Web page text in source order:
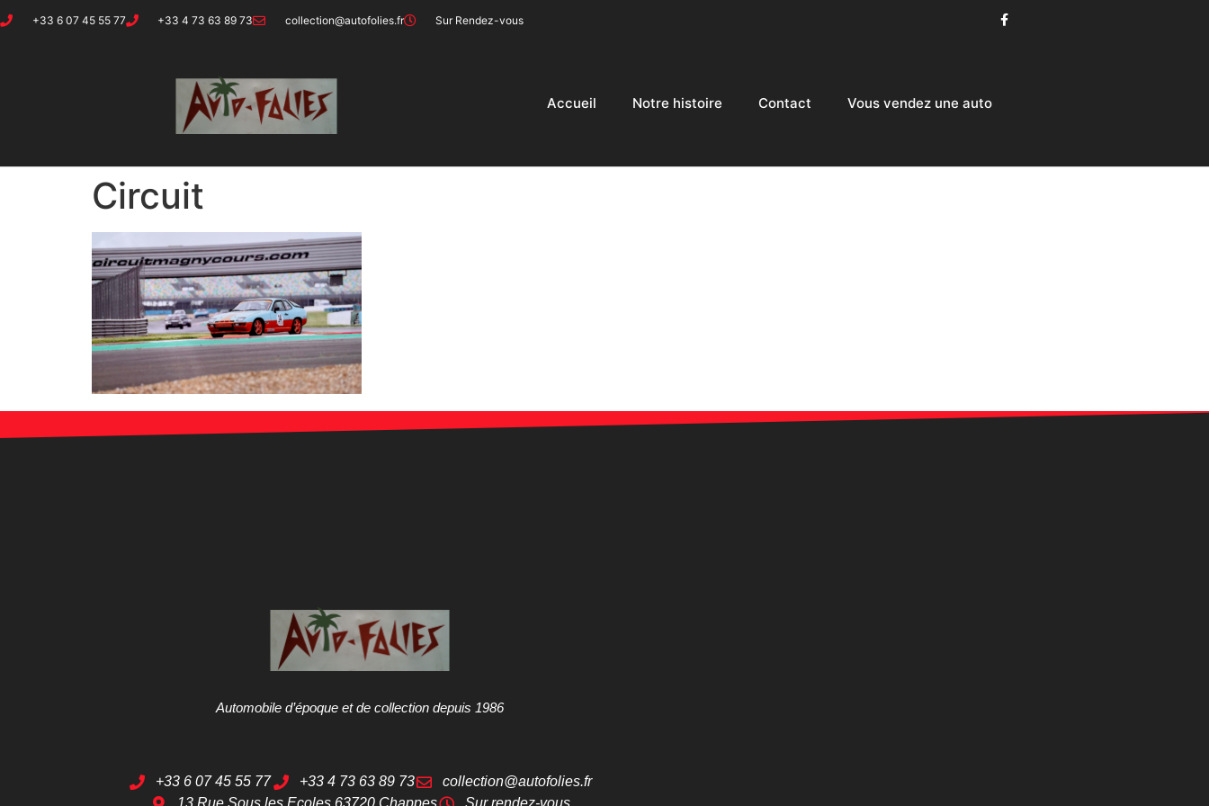
+33 6 07 45 55 77 +33 4 73 63 89 73 collection@autofolies.fr Sur Rendez-vous
Accueil Notre histoire Contact Vous vendez une auto
Circuit
Automobile d’époque et de collection depuis 1986
+33 6 07 45 55 77 +33 4 73 63 89 73
collection@autofolies.fr